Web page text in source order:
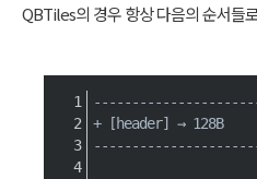
QBTiles의 경우 항상 다음의 순서들
+ [header] → 128B